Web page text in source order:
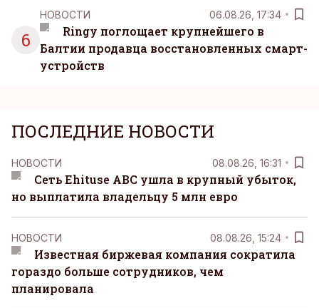
6
НОВОСТИ 06.08.26, 17:34
Ringy поглощает крупнейшего в
Балтии продавца восстановленных смарт-
устройств
ПОСЛЕДНИЕ НОВОСТИ
НОВОСТИ 08.08.26, 16:31
Сеть Ehituse ABC ушла в крупный убыток,
но выплатила владельцу 5 млн евро
НОВОСТИ 08.08.26, 15:24
Известная биржевая компания сократила
гораздо больше сотрудников, чем
планировала